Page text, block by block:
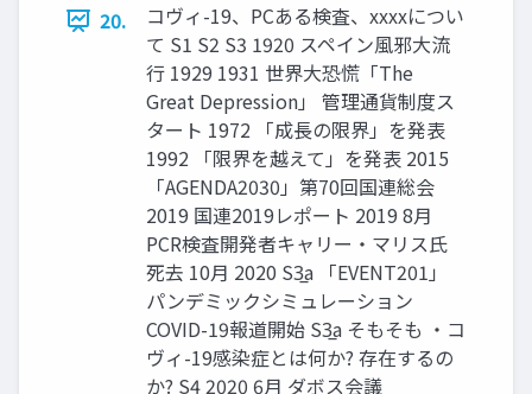
20.
コヴィ-19、PCある検査、xxxxについ
て S1 S2 S3 1920 スペイン風邪大流
行 1929 1931 世界大恐慌「The
Great Depression」 管理通貨制度ス
タート 1972 「成長の限界」を発表
1992 「限界を越えて」を発表 2015
「AGENDA2030」第70回国連総会
2019 国連2019レポート 2019 8月
PCR検査開発者キャリー・マリス氏
死去 10月 2020 S3̲a 「EVENT201」
パンデミックシミュレーション
COVID-19報道開始 S3̲a そもそも ・コ
ヴィ-19感染症とは何か? 存在するの
か? S4 2020 6月 ダボス会議